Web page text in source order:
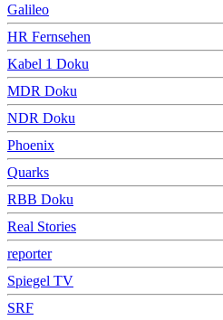
Galileo
HR Fernsehen
Kabel 1 Doku
MDR Doku
NDR Doku
Phoenix
Quarks
RBB Doku
Real Stories
reporter
Spiegel TV
SRF